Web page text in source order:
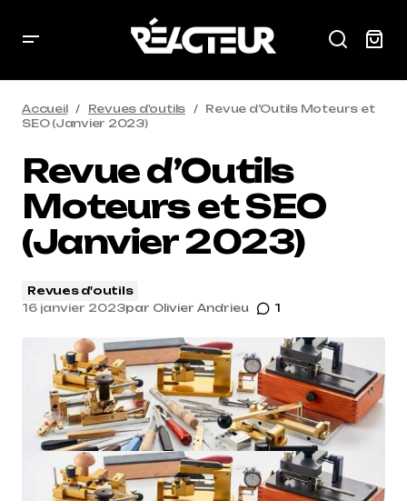
Accueil Revues d'outils
Revue d’Outils Moteurs et
SEO (Janvier 2023)
Revue d’Outils
Moteurs et SEO
(Janvier 2023)
Revues d'outils
16 janvier 2023par Olivier Andrieu 1